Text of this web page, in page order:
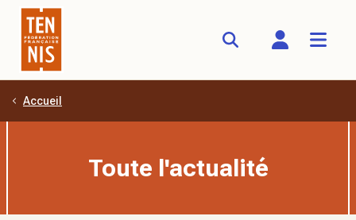
Aller au contenu principal
Accueil
Toute l'actualité